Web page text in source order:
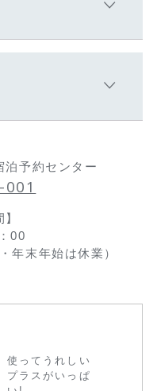
泊予約センター
00
年末年始は休業）
使ってうれしい
プラスがいっぱ